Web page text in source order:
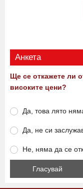
Анкета
Ще се откажете ли
високите цени?
Да, това лято
Да, не си
Не, няма да се